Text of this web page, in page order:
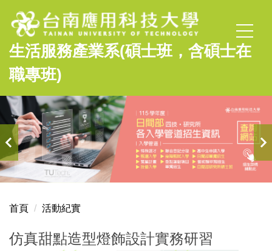
到
要
內
容
區
生活服務產業系(碩士班，含碩士在
職專班)
首頁 活動紀實
仿真甜點造型燈飾設計實務研習